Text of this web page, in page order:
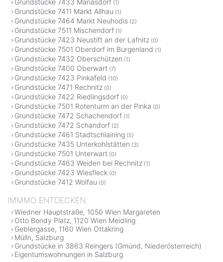
Grundstücke 7433 Mariasdorf (1)
Grundstücke 7411 Markt Allhau (1)
Grundstücke 7464 Markt Neuhodis (2)
Grundstücke 7511 Mischendorf (1)
Grundstücke 7423 Neustift an der Lafnitz (0)
Grundstücke 7501 Oberdorf im Burgenland (1)
Grundstücke 7432 Oberschützen (1)
Grundstücke 7400 Oberwart (7)
Grundstücke 7423 Pinkafeld (10)
Grundstücke 7471 Rechnitz (0)
Grundstücke 7422 Riedlingsdorf (0)
Grundstücke 7501 Rotenturm an der Pinka (0)
Grundstücke 7472 Schachendorf (1)
Grundstücke 7472 Schandorf (2)
Grundstücke 7461 Stadtschlaining (5)
Grundstücke 7435 Unterkohlstätten (3)
Grundstücke 7501 Unterwart (0)
Grundstücke 7463 Weiden bei Rechnitz (1)
Grundstücke 7423 Wiesfleck (0)
Grundstücke 7412 Wolfau (0)
IMMMO ENTDECKEN
Wiedner Hauptstraße, 1050 Wien Margareten
Otto Bondy Platz, 1120 Wien Meidling
Geblergasse, 1160 Wien Ottakring
Mülln, Salzburg
Grundstücke in 3863 Reingers (Gmünd, Niederösterreich)
Eigentumswohnungen in Salzburg